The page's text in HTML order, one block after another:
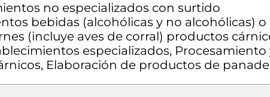
no especializados con surtido
bebidas (alcohólicas y no alcohólicas) o
(incluye aves de corral) productos
especializados, Procesamiento
Elaboración de productos de